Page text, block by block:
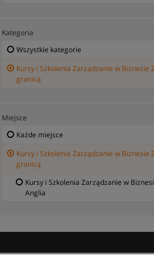
Kategoria
Wszystkie kategorie
Kursy i Szkolenia Zarządzanie w Biznesie
granicą
Miejsce
Każde miejsce
Kursy i Szkolenia Zarządzanie w Biznesie
granicą
Kursy i Szkolenia Zarządzanie w
Anglia